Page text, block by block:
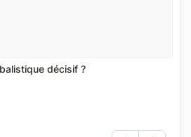
décisif ?